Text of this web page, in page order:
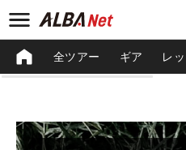
全ツアー ギア レ